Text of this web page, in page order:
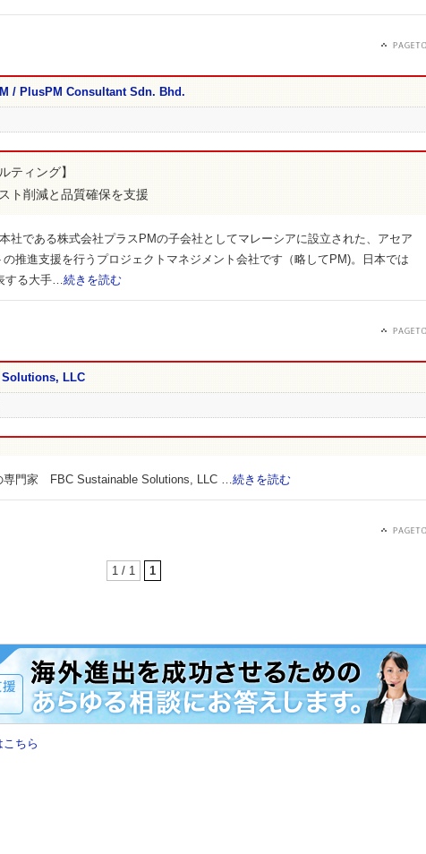
/ PlusPM Consultant Sdn. Bhd.
ティング】
ト削減と品質確保を支援
社である株式会社プラスPMの子会社としてマレーシアに設立された、アセア
推進支援を行うプロジェクトマネジメント会社です（略してPM)。日本では
する大手…続きを読む
Solutions, LLC
専門家 FBC Sustainable Solutions, LLC …続きを読む
1 / 1 1
ちら